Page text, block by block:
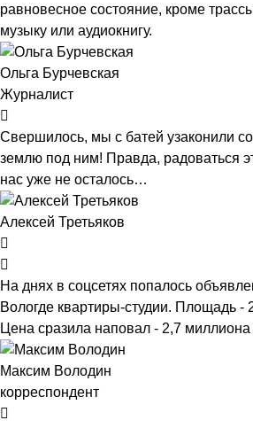
равновесное состояние, кроме
музыку или аудиокнигу.
Ольга Бурчевская
Журналист
Свершилось, мы с батей узаконили
землю под ним! Правда, радоваться
нас уже не осталось…
Алексей Третьяков
На днях в соцсетях попалось
Вологде квартиры-студии. Площадь -
Цена сразила наповал - 2,7 миллиона
Максим Володин
корреспондент